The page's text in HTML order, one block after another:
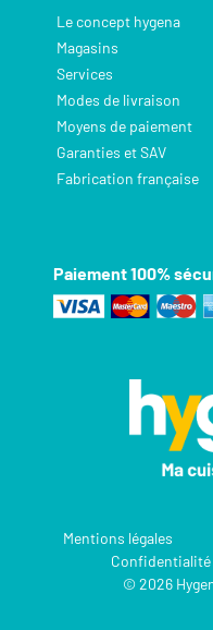
Le concept hygena
Magasins
Services
Modes de livraison
Moyens de paiement
Garanties et SAV
Fabrication française
Paiement 100%
Mentions légales
Confidentialité
© 2026